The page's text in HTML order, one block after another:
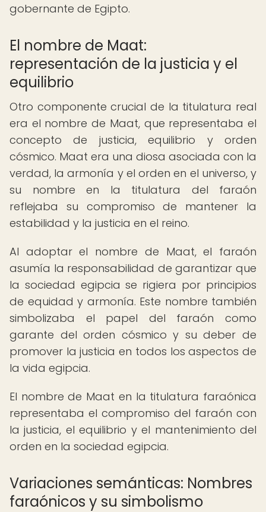
gobernante de Egipto.
El nombre de Maat:
representación de la justicia y el
equilibrio
Otro componente crucial de la titulatura real
era el nombre de Maat, que representaba el
concepto de justicia, equilibrio y orden
cósmico. Maat era una diosa asociada con la
verdad, la armonía y el orden en el universo, y
su nombre en la titulatura del faraón
reflejaba su compromiso de mantener la
estabilidad y la justicia en el reino.
Al adoptar el nombre de Maat, el faraón
asumía la responsabilidad de garantizar que
la sociedad egipcia se rigiera por principios
de equidad y armonía. Este nombre también
simbolizaba el papel del faraón como
garante del orden cósmico y su deber de
promover la justicia en todos los aspectos de
la vida egipcia.
El nombre de Maat en la titulatura faraónica
representaba el compromiso del faraón con
la justicia, el equilibrio y el mantenimiento del
orden en la sociedad egipcia.
Variaciones semánticas: Nombres
faraónicos y su simbolismo